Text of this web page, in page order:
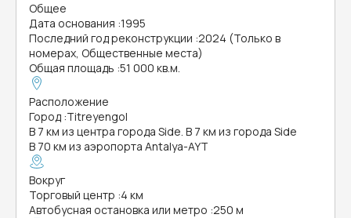
Общее
Дата основания :1995
Последний год реконструкции :2024 (Только в
номерах, Общественные места)
Общая площадь :51 000 кв.м.
Расположение
Город :Titreyengol
В 7 км из центра города Side. В 7 км из города Side
В 70 км из аэропорта Antalya-AYT
Вокруг
Торговый центр :4 км
Автобусная остановка или метро :250 м